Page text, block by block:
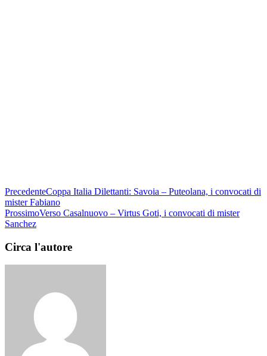
PrecedenteCoppa Italia Dilettanti: Savoia – Puteolana, i convocati di
mister Fabiano
ProssimoVerso Casalnuovo – Virtus Goti, i convocati di mister
Sanchez
Circa l'autore